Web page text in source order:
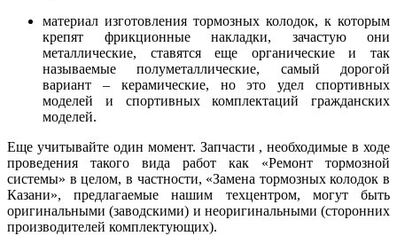
материал изготовления тормозных колодок, к которым
крепят фрикционные накладки, зачастую они
металлические, ставятся еще органические и так
называемые полуметаллические, самый дорогой
вариант – керамические, но это удел спортивных
моделей и спортивных комплектаций гражданских
моделей.
Еще учитывайте один момент. Запчасти , необходимые в ходе
проведения такого вида работ как «Ремонт тормозной
системы» в целом, в частности, «Замена тормозных колодок в
Казани», предлагаемые нашим техцентром, могут быть
оригинальными (заводскими) и неоригинальными (сторонних
производителей комплектующих).